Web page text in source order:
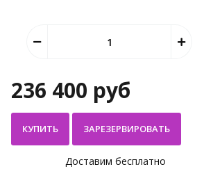
236 400 руб
КУПИТЬ
Доставим бесплатно